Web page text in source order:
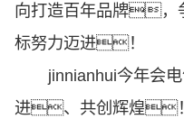
向打造百年品牌，
标努力迈进！
jinnianhui今年会
进、共创辉煌！